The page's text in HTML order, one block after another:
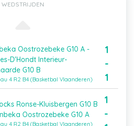
WEDSTRIJDEN
Oostrozebeke G10 A -
D'Hondt Interieur-
G10 B
4 R2 B4 (Basketbal Vlaanderen)
1
-
1
Ronse-Kluisbergen G10 B
Oostrozebeke G10 A
4 R2 B4 (Basketbal Vlaanderen)
1
-